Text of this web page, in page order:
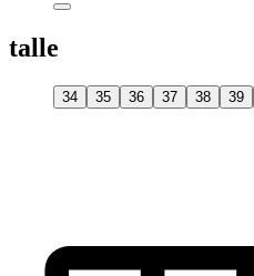
talle
34 35 36 37 38 39